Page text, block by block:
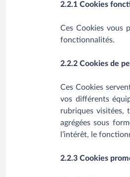
2.2.1 Cookies
Ces Cookies vous
fonctionnalités.
2.2.2 Cookies de
Ces Cookies
vos différents
rubriques visitées,
agrégées sous
l’intérêt, le
2.2.3 Cookies